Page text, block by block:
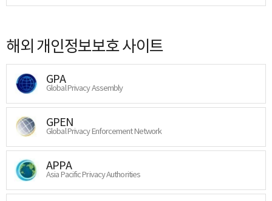
해외 개인정보보호 사이트
GPA
Global Privacy Assembly
GPEN
Global Privacy Enforcement Network
APPA
Asia Pacific Privacy Authorities